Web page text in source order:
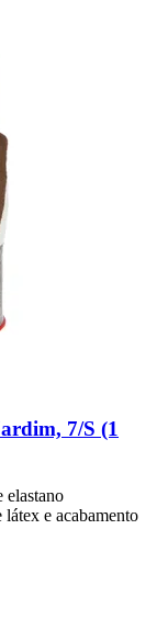
7/S (1
elastano
e acabamento